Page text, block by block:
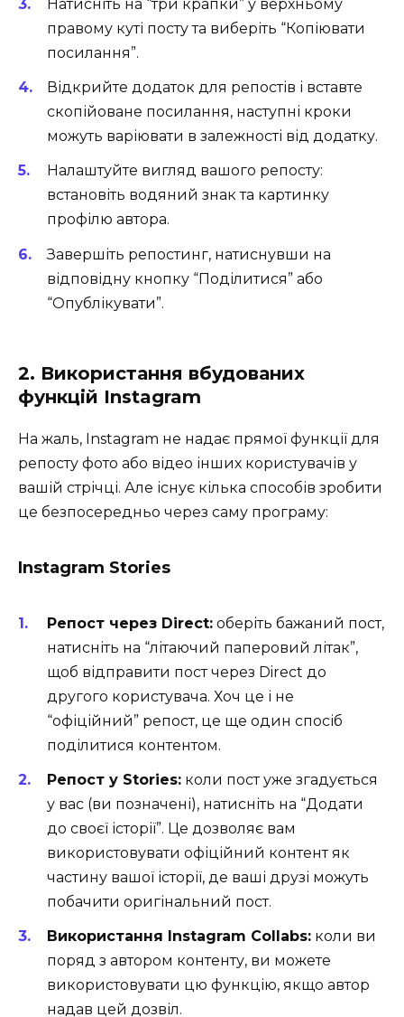
Натисніть на “три крапки” у верхньому
правому куті посту та виберіть “Копіювати
посилання”.
Відкрийте додаток для репостів і вставте
скопійоване посилання, наступні кроки
можуть варіювати в залежності від додатку.
Налаштуйте вигляд вашого репосту:
встановіть водяний знак та картинку
профілю автора.
Завершіть репостинг, натиснувши на
відповідну кнопку “Поділитися” або
“Опублікувати”.
2. Використання вбудованих
функцій Instagram
На жаль, Instagram не надає прямої функції для
репосту фото або відео інших користувачів у
вашій стрічці. Але існує кілька способів зробити
це безпосередньо через саму програму:
Instagram Stories
Репост через Direct: оберіть бажаний пост,
натисніть на “літаючий паперовий літак”,
щоб відправити пост через Direct до
другого користувача. Хоч це і не
“офіційний” репост, це ще один спосіб
поділитися контентом.
Репост у Stories: коли пост уже згадується
у вас (ви позначені), натисніть на “Додати
до своєї історії”. Це дозволяє вам
використовувати офіційний контент як
частину вашої історії, де ваші друзі можуть
побачити оригінальний пост.
Використання Instagram Collabs: коли ви
поряд з автором контенту, ви можете
використовувати цю функцію, якщо автор
надав цей дозвіл.